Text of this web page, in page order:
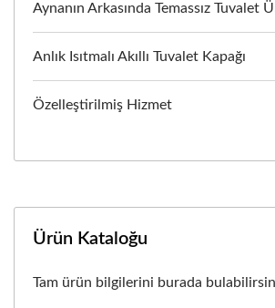
Aynanın Arkasında Temassız Tuvalet
Anlık Isıtmalı Akıllı Tuvalet Kapağı
Özelleştirilmiş Hizmet
Ürün Kataloğu
Tam ürün bilgilerini burada